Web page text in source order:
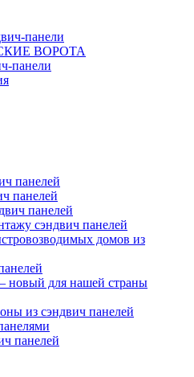
панели
ВОРОТА
панели
панелей
панелей
панелей
сэндвич панелей
домов из
новый для нашей страны
из сэндвич панелей
панелей